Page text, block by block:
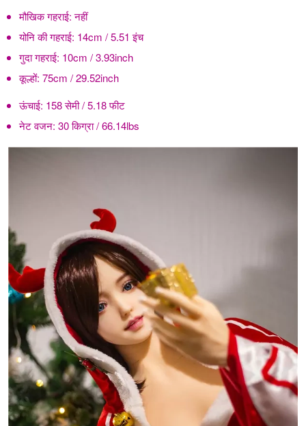
मौखिक गहराई:नहीं
योनि की गहराई: 14cm / 5.51 इंच
गुदा गहराई: 10cm / 3.93inch
कूल्हों: 75cm / 29.52inch
ऊंचाई: 158 सेमी / 5.18 फीट
नेट वजन: 30 किग्रा / 66.14lbs